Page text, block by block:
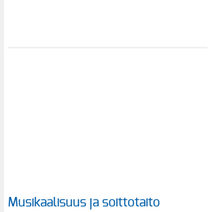
Musikaalisuus ja soittotaito